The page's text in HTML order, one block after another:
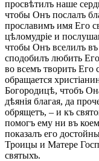
просвѣтилъ наше
чтобы Онъ послалъ
прославимъ имя Его
цѣломудріе и
чтобы Онъ вселилъ въ
сподобилъ любить
во всемъ творить
обращается
Богородицѣ, чтобъ
дѣянія благая, да
обрящетъ, – и къ
помогъ ему ни въ
показалъ его
Троицы и Матере
святыхъ.